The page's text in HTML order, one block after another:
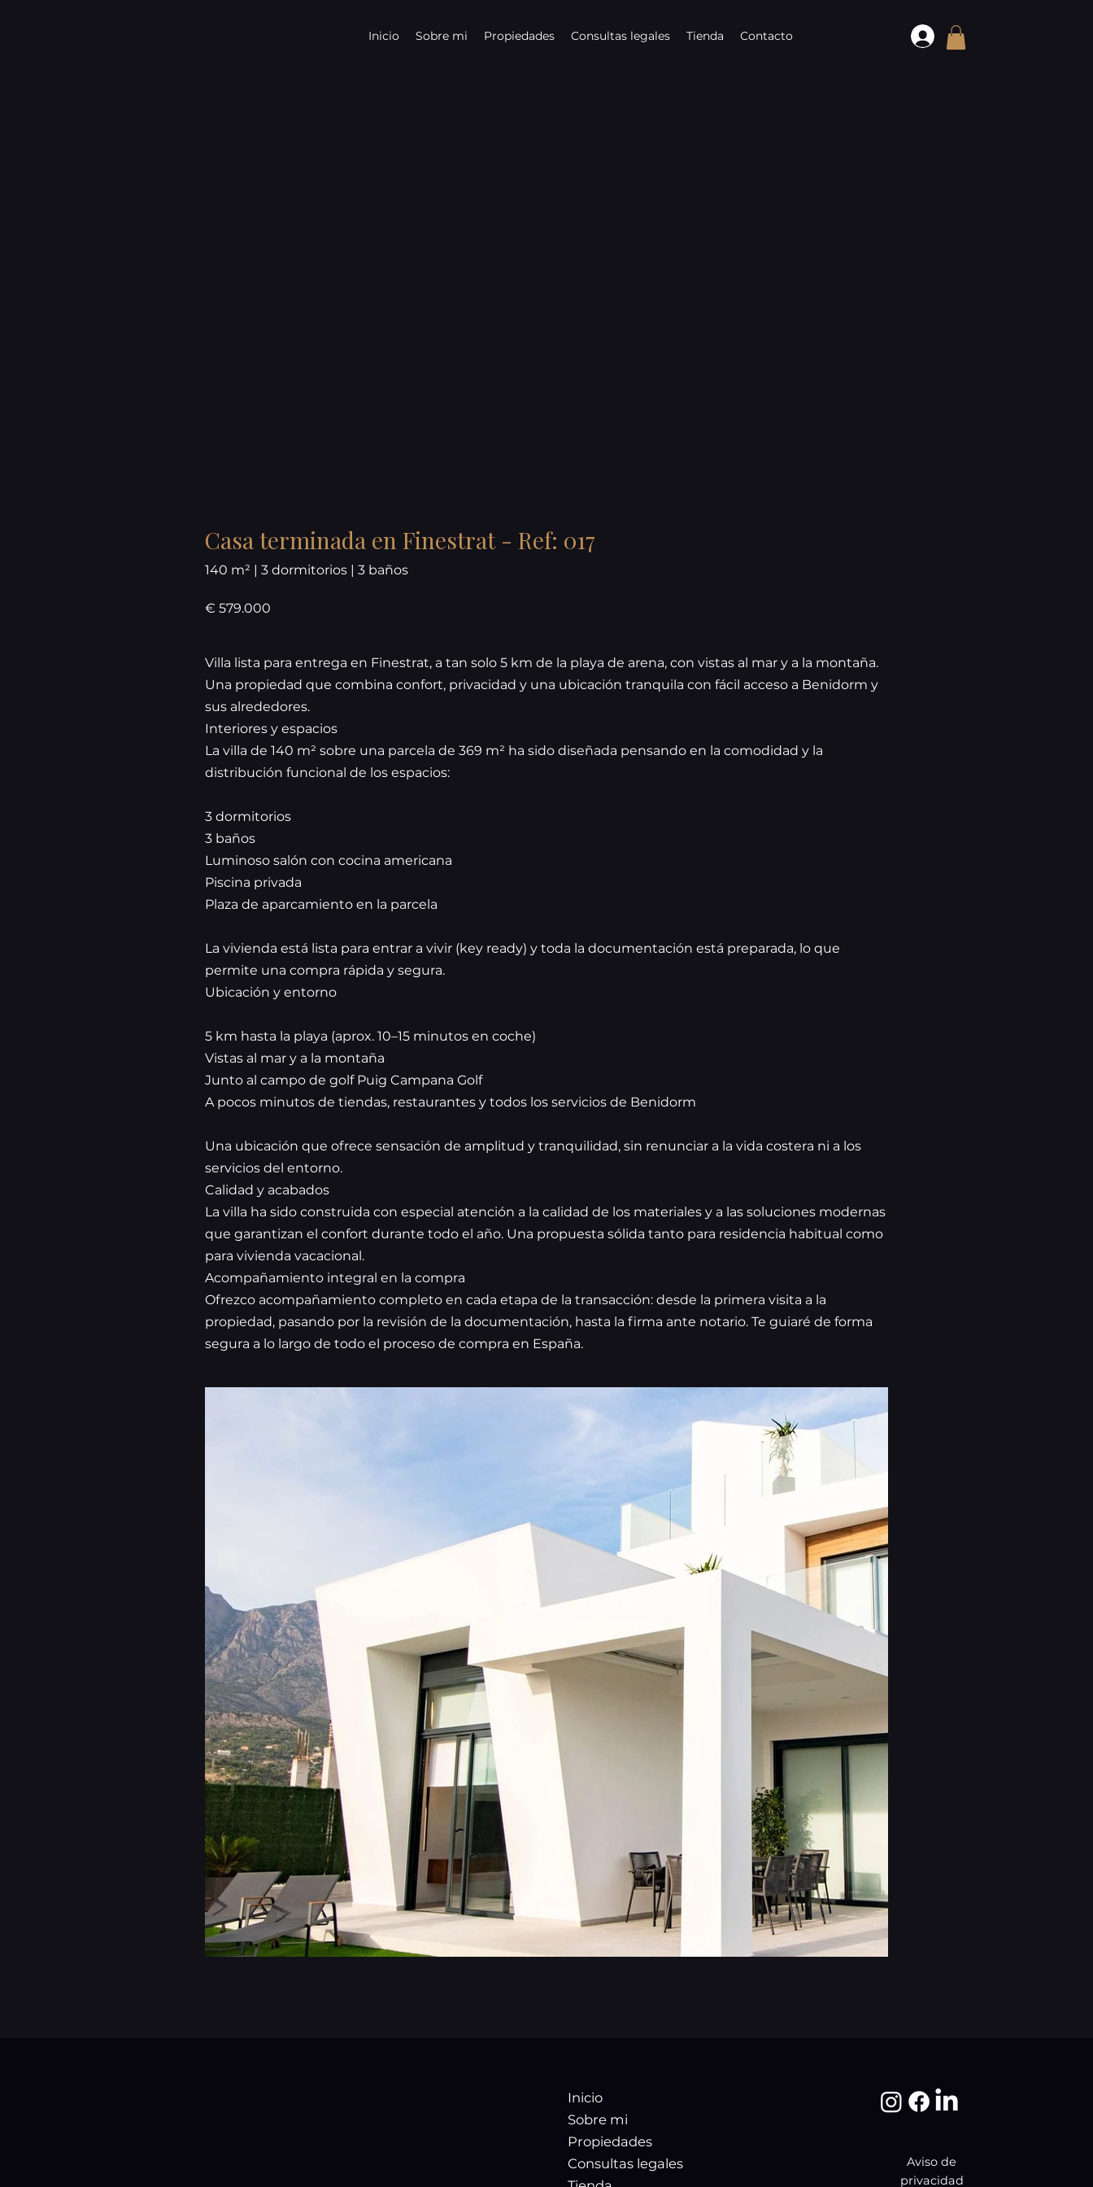
Inicio Sobre mi Propiedades Consultas legales Tienda Contacto
Casa terminada en Finestrat - Ref: 017
140 m² | 3 dormitorios | 3 baños
€ 579.000
Villa lista para entrega en Finestrat, a tan solo 5 km de la playa de arena, con vistas al mar y a la montaña.
Una propiedad que combina confort, privacidad y una ubicación tranquila con fácil acceso a Benidorm y
sus alrededores.
Interiores y espacios
La villa de 140 m² sobre una parcela de 369 m² ha sido diseñada pensando en la comodidad y la
distribución funcional de los espacios:
3 dormitorios
3 baños
Luminoso salón con cocina americana
Piscina privada
Plaza de aparcamiento en la parcela
La vivienda está lista para entrar a vivir (key ready) y toda la documentación está preparada, lo que
permite una compra rápida y segura.
Ubicación y entorno
5 km hasta la playa (aprox. 10–15 minutos en coche)
Vistas al mar y a la montaña
Junto al campo de golf Puig Campana Golf
A pocos minutos de tiendas, restaurantes y todos los servicios de Benidorm
Una ubicación que ofrece sensación de amplitud y tranquilidad, sin renunciar a la vida costera ni a los
servicios del entorno.
Calidad y acabados
La villa ha sido construida con especial atención a la calidad de los materiales y a las soluciones modernas
que garantizan el confort durante todo el año. Una propuesta sólida tanto para residencia habitual como
para vivienda vacacional.
Acompañamiento integral en la compra
Ofrezco acompañamiento completo en cada etapa de la transacción: desde la primera visita a la
propiedad, pasando por la revisión de la documentación, hasta la firma ante notario. Te guiaré de forma
segura a lo largo de todo el proceso de compra en España.
Inicio
Sobre mi
Propiedades
Consultas legales
Aviso de
privacidad